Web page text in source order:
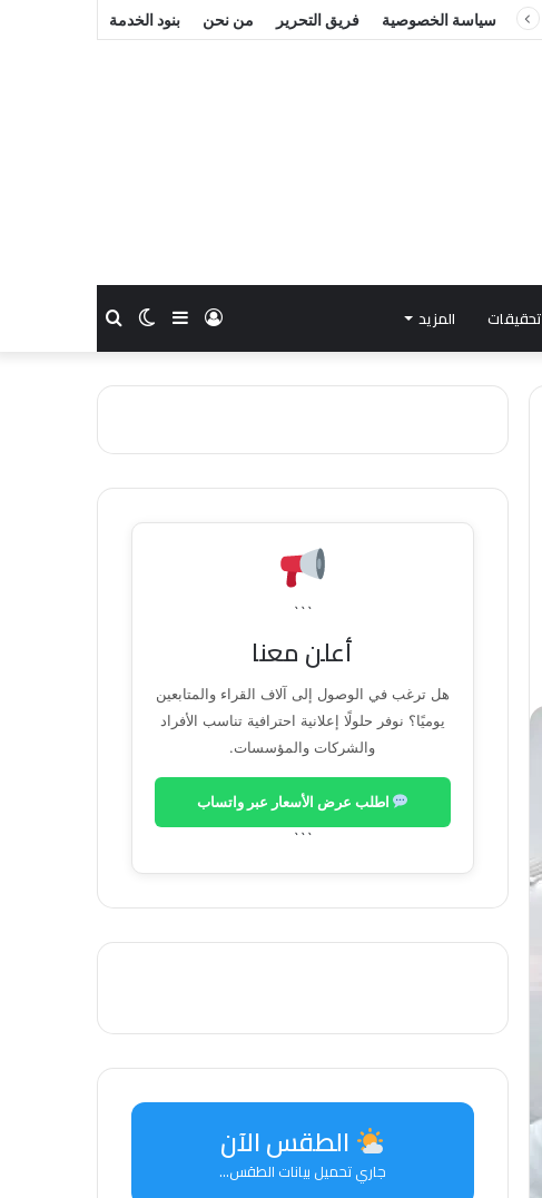
سياسة الخصوصية فريق التحرير من نحن بنود الخدمة
تحقيقات المزيد بحثالوضع
المظلم
إضافة
عمود
جانبي
تسجيل
الدخول
```
أعلن معنا
هل ترغب في الوصول إلى آلاف القراء والمتابعين
يوميًا؟ نوفر حلولًا إعلانية احترافية تناسب الأفراد
والشركات والمؤسسات.
اطلب عرض الأسعار عبر واتساب
```
الطقس الآن
جاري تحميل بيانات الطقس...